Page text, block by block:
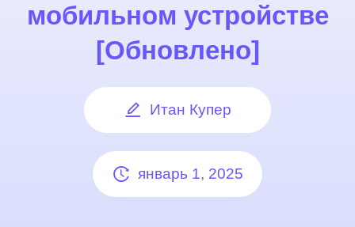
мобильном устройстве
[Обновлено]
Итан Купер
январь 1, 2025